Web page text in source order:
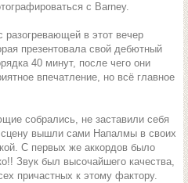
с Barney.
разогревающей в этот вечер
презентовала свой дебютный
40 минут, после чего они
впечатление, но всё главное
собрались, не заставили себя
вышли сами Напалмы в своих
С первых же аккордов было
Звук был высочайшего качества,
причастных к этому фактору.